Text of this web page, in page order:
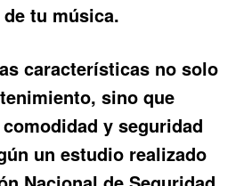
tu música.
características no solo
sino que
y seguridad
un estudio realizado